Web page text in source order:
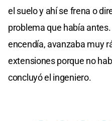
el suelo y ahí se frena o
problema que había
encendía, avanzaba muy
extensiones porque no
concluyó el ingeniero.